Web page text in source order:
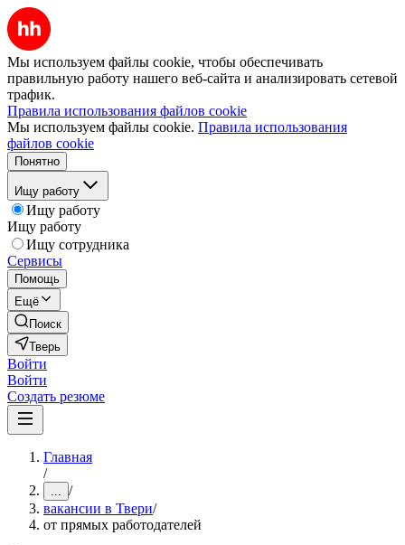
Мы используем файлы cookie, чтобы обеспечивать
правильную работу нашего веб-сайта и анализировать сетевой
трафик.
Правила использования файлов cookie
Мы используем файлы cookie. Правила использования
файлов cookie
Понятно
Ищу работу
Ищу работу
Ищу работу
Ищу сотрудника
Сервисы
Помощь
Ещё
Поиск
Тверь
Войти
Войти
Создать резюме
Главная
/
... /
вакансии в Твери/
от прямых работодателей